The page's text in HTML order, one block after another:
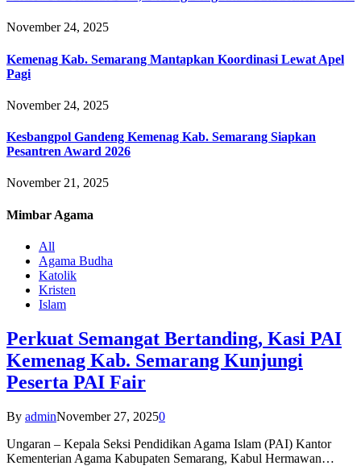
November 24, 2025
Kemenag Kab. Semarang Mantapkan Koordinasi Lewat Apel
Pagi
November 24, 2025
Kesbangpol Gandeng Kemenag Kab. Semarang Siapkan
Pesantren Award 2026
November 21, 2025
Mimbar Agama
All
Agama Budha
Katolik
Kristen
Islam
Perkuat Semangat Bertanding, Kasi PAI
Kemenag Kab. Semarang Kunjungi
Peserta PAI Fair
By adminNovember 27, 20250
Ungaran – Kepala Seksi Pendidikan Agama Islam (PAI) Kantor
Kementerian Agama Kabupaten Semarang, Kabul Hermawan…